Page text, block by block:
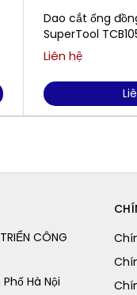
Dao cắt ống
SuperTool
Liên hệ
CÔNG
Hà Nội